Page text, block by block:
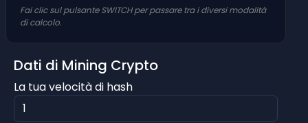
Fai clic sul pulsante SWITCH per passare tra i diversi modalità
di calcolo.
Dati di Mining Crypto
La tua velocità di hash